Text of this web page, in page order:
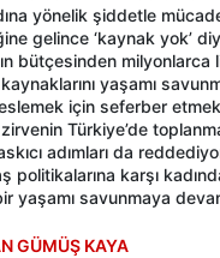
yönelik şiddetle
gelince ‘kaynak yok’
bütçesinden milyonlarca
yaşamı
için seferber
Türkiye’de
adımları da
politikalarına karşı
yaşamı savunmaya
GÜMÜŞ KAYA